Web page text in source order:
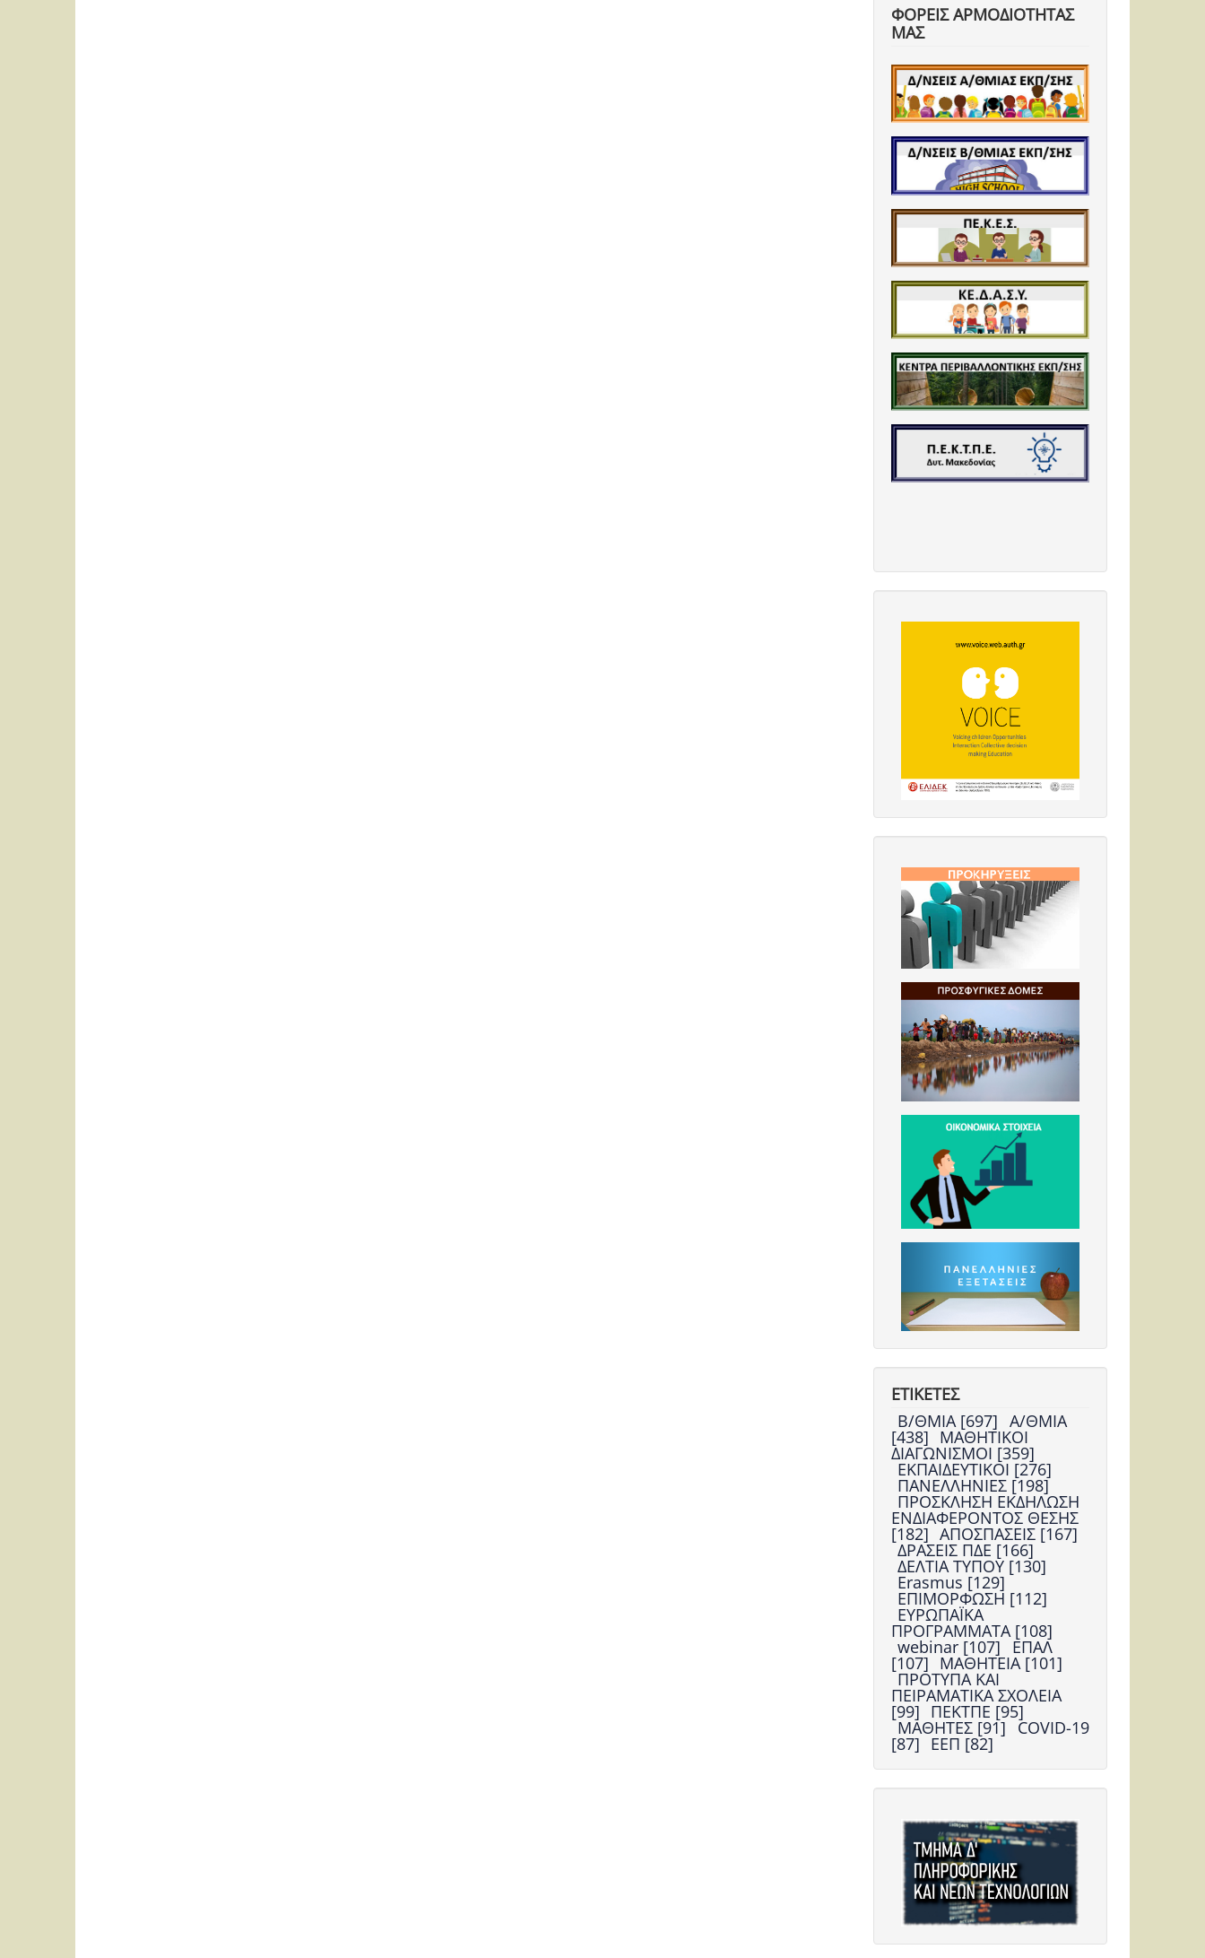
ΦΟΡΕΙΣ ΑΡΜΟΔΙΟΤΗΤΑΣ
ΜΑΣ
ΕΤΙΚΕΤΕΣ
Β/ΘΜΙΑ [697] Α/ΘΜΙΑ
[438] ΜΑΘΗΤΙΚΟΙ
ΔΙΑΓΩΝΙΣΜΟΙ [359]
ΕΚΠΑΙΔΕΥΤΙΚΟΙ [276]
ΠΑΝΕΛΛΗΝΙΕΣ [198]
ΠΡΟΣΚΛΗΣΗ ΕΚΔΗΛΩΣΗ
ΕΝΔΙΑΦΕΡΟΝΤΟΣ ΘΕΣΗΣ
[182] ΑΠΟΣΠΑΣΕΙΣ [167]
ΔΡΑΣΕΙΣ ΠΔΕ [166]
ΔΕΛΤΙΑ ΤΥΠΟΥ [130]
Erasmus [129]
ΕΠΙΜΟΡΦΩΣΗ [112]
ΕΥΡΩΠΑΪΚΑ
ΠΡΟΓΡΑΜΜΑΤΑ [108]
webinar [107] ΕΠΑΛ
[107] ΜΑΘΗΤΕΙΑ [101]
ΠΡΟΤΥΠΑ ΚΑΙ
ΠΕΙΡΑΜΑΤΙΚΑ ΣΧΟΛΕΙΑ
[99] ΠΕΚΤΠΕ [95]
ΜΑΘΗΤΕΣ [91] COVID-19
[87] ΕΕΠ [82]